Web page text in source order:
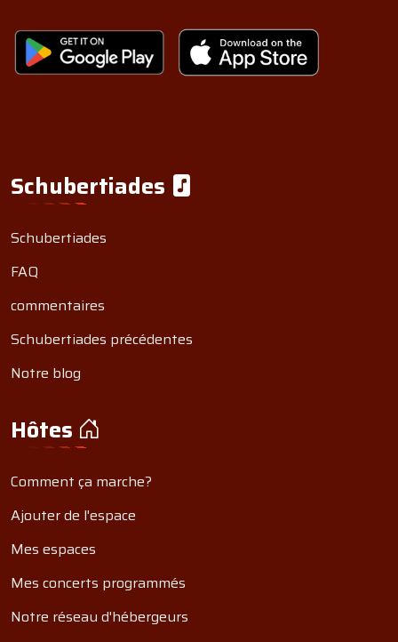
Schubertiades
Schubertiades
FAQ
commentaires
Schubertiades précédentes
Notre blog
Hôtes
Comment ça marche?
Ajouter de l'espace
Mes espaces
Mes concerts programmés
Notre réseau d'hébergeurs